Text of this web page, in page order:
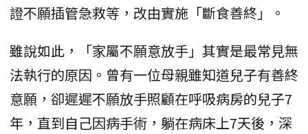
證不願插管急救等，改由實施「斷食善終」。
雖說如此，「家屬不願意放手」其實是最常見無
法執行的原因。曾有一位母親雖知道兒子有善終
意願，卻遲遲不願放手照顧在呼吸病房的兒子7
年，直到自己因病手術，躺在病床上7天後，深